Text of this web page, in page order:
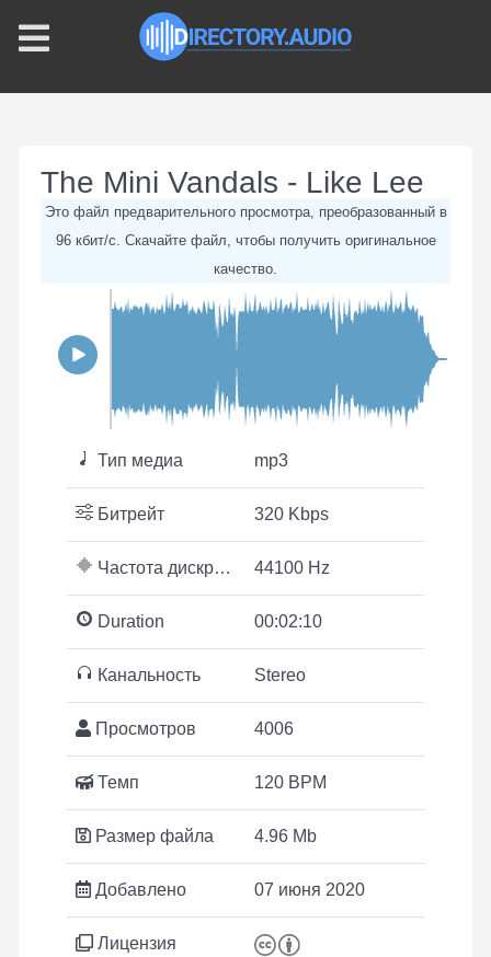
The Mini Vandals - Like Lee
Это файл предварительного просмотра, преобразованный в
96 кбит/с. Скачайте файл, чтобы получить оригинальное
качество.
Тип медиа mp3
Битрейт 320 Kbps
Частота дискретизации 44100 Hz
Duration 00:02:10
Канальность Stereo
Просмотров 4006
Темп 120 BPM
Размер файла 4.96 Mb
Добавлено 07 июня 2020
Лицензия